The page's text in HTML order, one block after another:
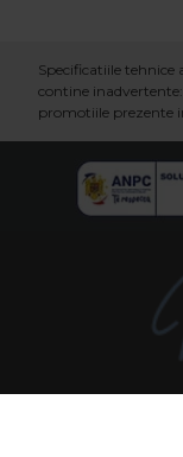
Specificatiile
contine
promotiile prezente